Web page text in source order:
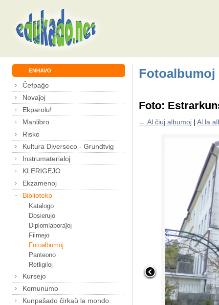
ENHAVO
Ĉefpaĝo
Novaĵoj
Ekparolu!
Manlibro
Risko
Kultura Diverseco - Grundtvig
Instrumaterialoj
KLERIGEJO
Ekzamenoj
Biblioteko
Katalogo
Dosierujo
Diplomlaboraĵoj
Filmejo
Fotoalbumoj
Panteono
Retligiloj
Kursejo
Komunumo
Kunpaŝado ĉirkaŭ la mondo
Fotoalbumoj
Foto:
← Al ĉiuj albumoj |Al la